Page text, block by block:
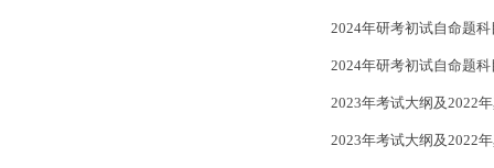
2024年研考初试自命题
2024年研考初试自命题
2023年考试大纲及2022
2023年考试大纲及2022